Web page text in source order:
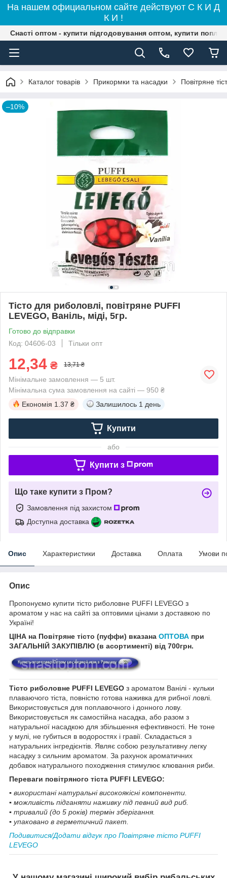
На нашем официальном сайте действуют С К И Д
К И !
Снасті оптом - купити підгодовування оптом, купити
Каталог товарів Прикормки та насадки Повітряне
–10%
Тісто для риболовлі, повітряне PUFFI
LEVEGO, Ваніль, міді, 5гр.
Готово до відправки
Код: 04606-03
Тільки опт
12,34 ₴ 13,71 ₴
Мінімальне замовлення — 5 шт.
Мінімальна сума замовлення на сайті — 950 ₴
Економія 1.37 ₴ Залишилось 1 день
Купити
або
Купити з
Що таке купити з Пром?
Замовлення під захистом
Доступна доставка
Опис Характеристики Доставка Оплата Умови
Опис
Пропонуємо купити тісто риболовне PUFFI LEVEGO з
ароматом у нас на сайті за оптовими цінами з доставкою по
Україні!
ЦІНА на Повітряне тісто (пуффи) вказана ОПТОВА при
ЗАГАЛЬНІЙ ЗАКУПІВЛЮ (в асортименті) від 700грн.
Тісто риболовне PUFFI LEVEGO з ароматом Ванілі - кульки
плаваючого тіста, повністю готова наживка для рибної ловлі.
Використовується для поплавочного і донного лову.
Використовується як самостійна насадка, або разом з
натуральної насадкою для збільшення ефективності. Не тоне
у мулі, не губиться в водоростях і гравії. Складається з
натуральних інгредієнтів. Являє собою результативну легку
насадку з сильним ароматом. За рахунок ароматичних
добавок натурального походження стимулює клювання риби.
Переваги повітряного тіста PUFFI LEVEGO:
▪ використані натуральні високоякісні компоненти.
▪ можливість підганяти наживку під певний вид риб.
▪ тривалий (до 5 років) термін зберігання.
▪ упаковано в герметичний пакет.
Подивитися/Додати відгук про Повітряне тісто PUFFI
LEVEGO